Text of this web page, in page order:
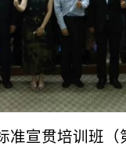
准宣贯培训班（